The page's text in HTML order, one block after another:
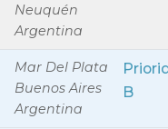
Neuquén
Argentina
Mar Del Plata
Buenos Aires
Argentina
B